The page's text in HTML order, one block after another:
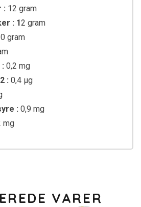
: 12 gram
: 12 gram
0 gram
0,2 mg
: 0,4 μg
: 0,9 mg
mg
VARER